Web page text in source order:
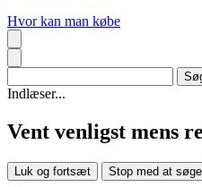
Hvor kan man købe
Indlæser...
Vent venligst mens
Luk og fortsæt Stop med at søge